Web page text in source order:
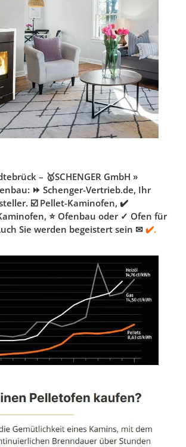
– 🥇SCHENGER GmbH »
⏩ Schenger-Vertrieb.de, Ihr
☑️ Pellet-Kaminofen, ✔️
⭐ Ofenbau oder ✓ Ofen für
Sie werden begeistert sein ✉ ✔️.